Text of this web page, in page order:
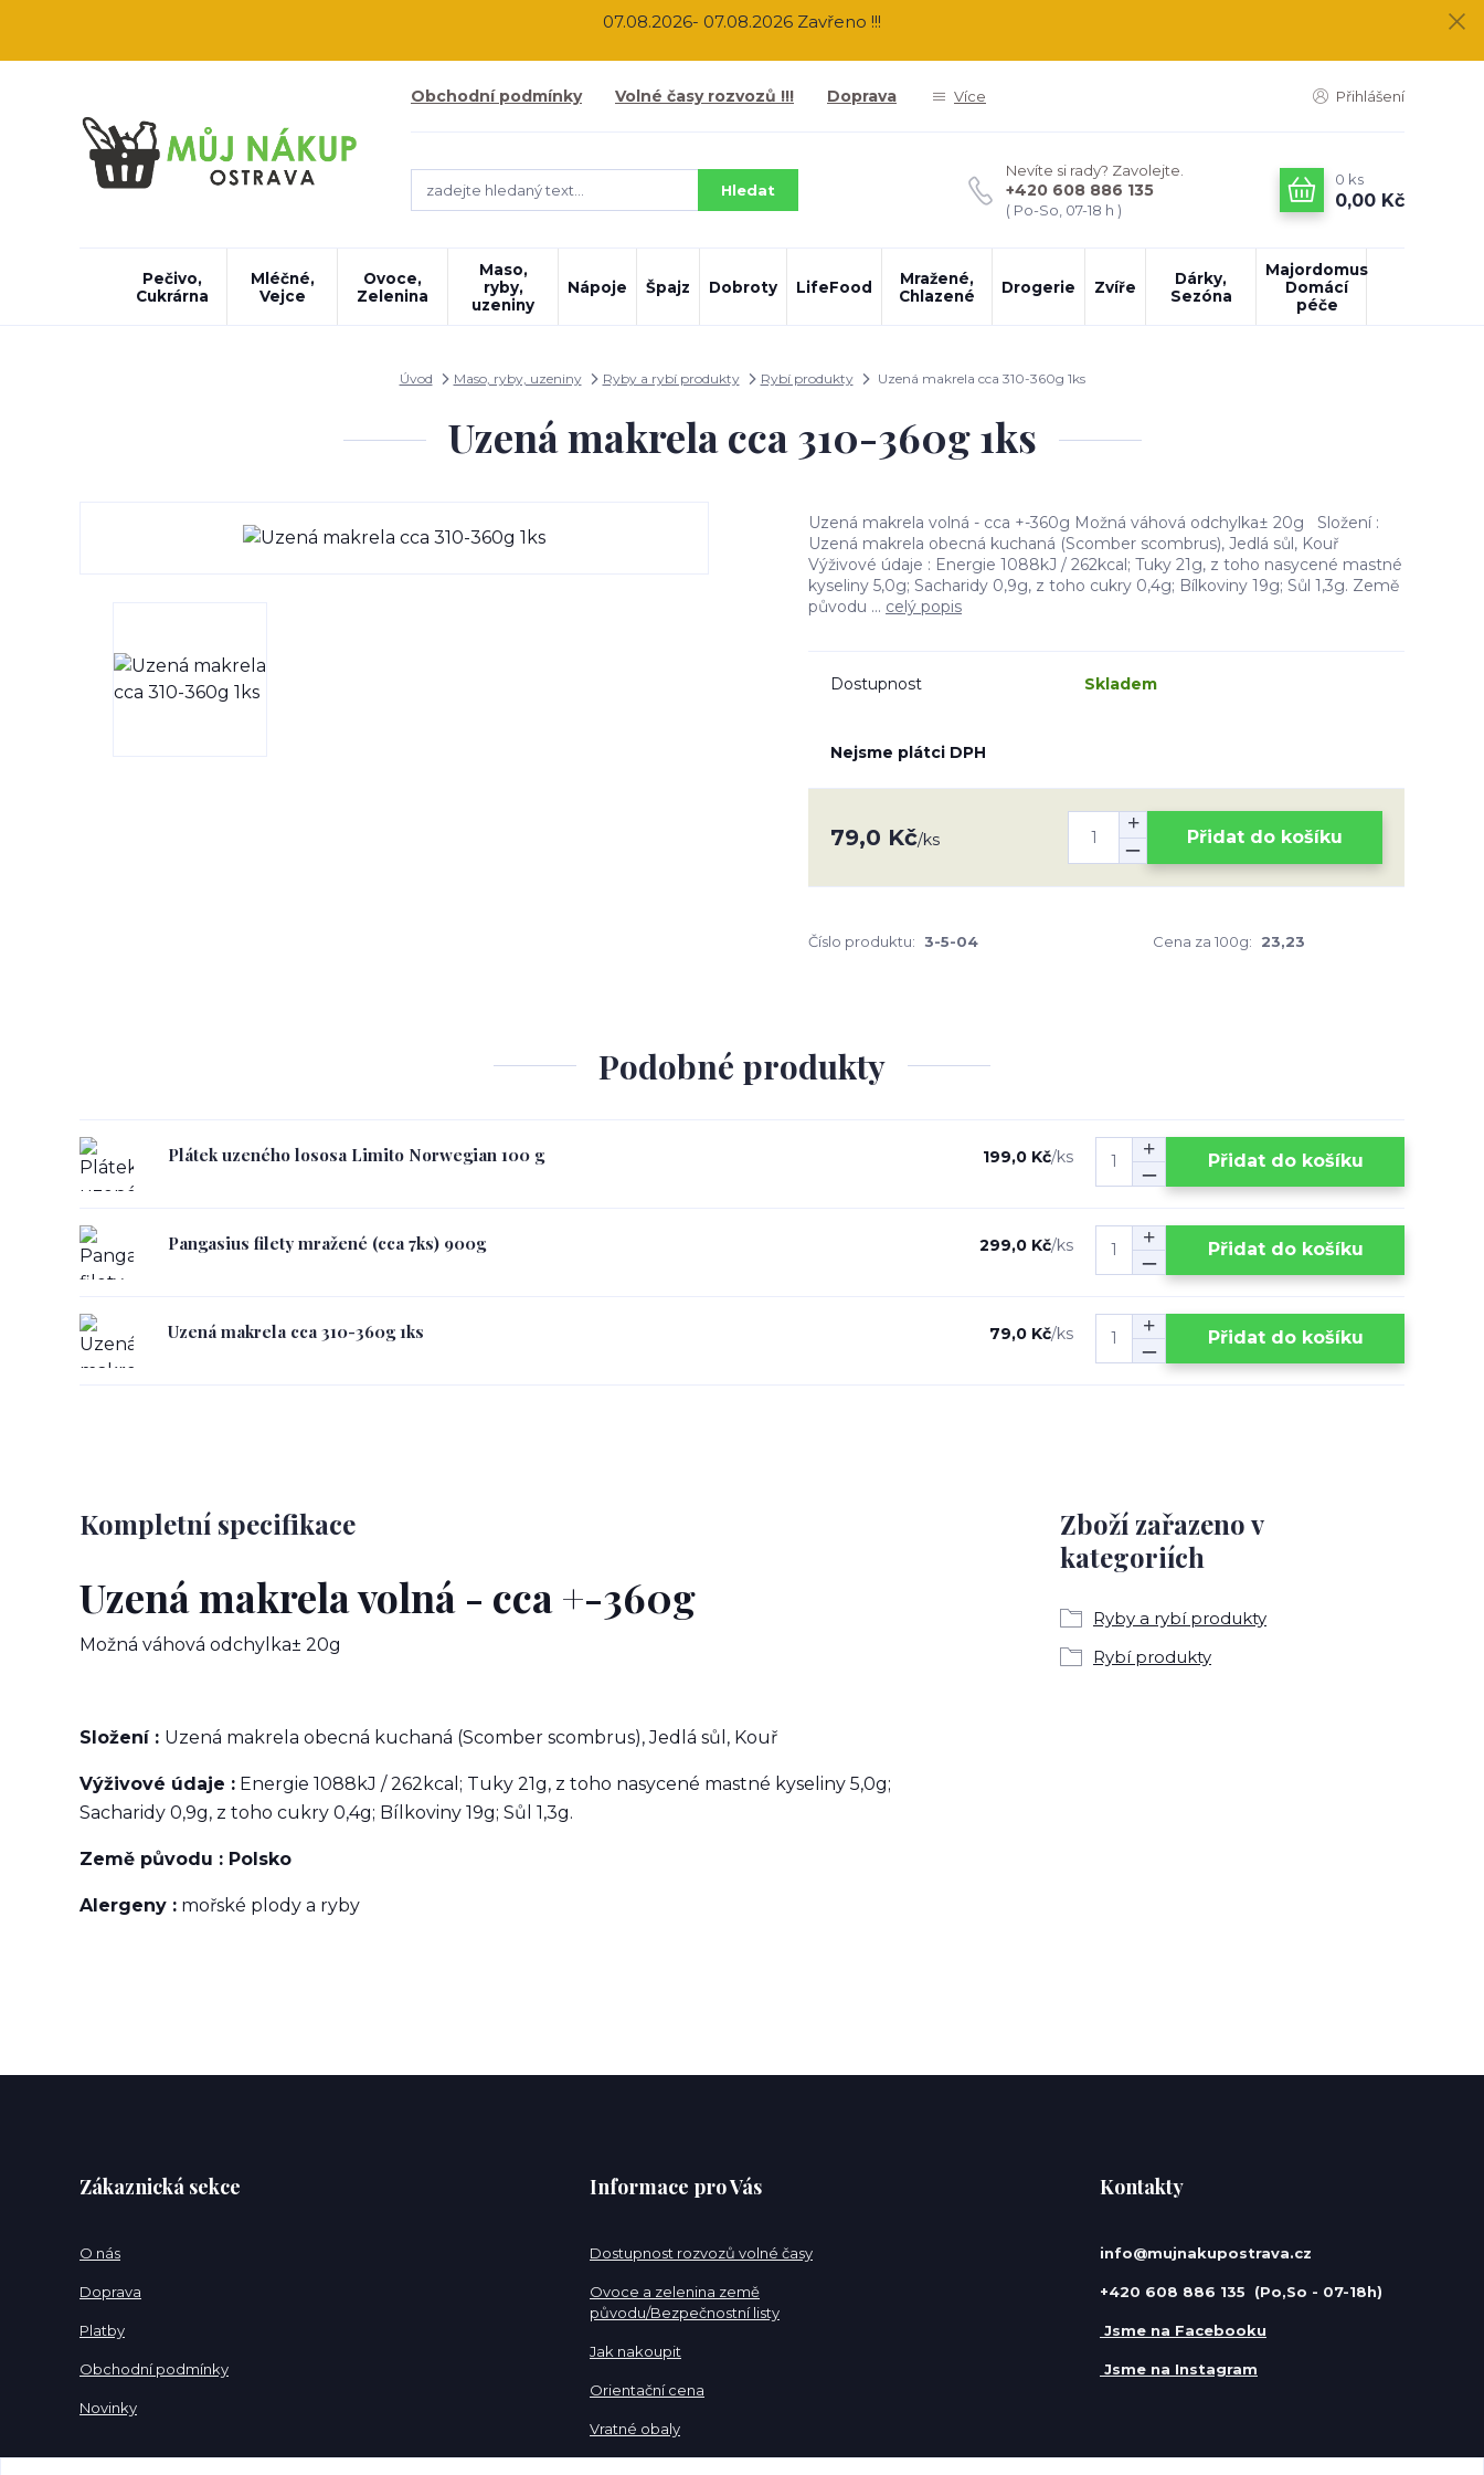
07.08.2026- 07.08.2026 Zavřeno !!!
Obchodní podmínky Volné časy rozvozů !!! Doprava Více Přihlášení
Hledat
Nevíte si rady? Zavolejte.
+420 608 886 135
( Po-So, 07-18 h )
0 ks
0,00 Kč
Pečivo,
Cukrárna
Mléčné,
Vejce
Ovoce,
Zelenina
Maso,
ryby,
uzeniny
Nápoje Špajz Dobroty LifeFood
Mražené,
Chlazené
Drogerie Zvíře
Dárky,
Sezóna
Majordomus
Domácí
péče
Úvod Maso, ryby, uzeniny Ryby a rybí produkty Rybí produkty Uzená makrela cca 310-360g 1ks
Uzená makrela cca 310-360g 1ks
Uzená makrela volná - cca +-360g Možná váhová odchylka± 20g Složení :
Uzená makrela obecná kuchaná (Scomber scombrus), Jedlá sůl, Kouř
Výživové údaje : Energie 1088kJ / 262kcal; Tuky 21g, z toho nasycené mastné
kyseliny 5,0g; Sacharidy 0,9g, z toho cukry 0,4g; Bílkoviny 19g; Sůl 1,3g. Země
původu ... celý popis
Dostupnost Skladem
Nejsme plátci DPH
79,0 Kč/ks Přidat do košíku
Číslo produktu: 3-5-04 Cena za 100g: 23,23
Podobné produkty
Plátek uzeného lososa Limito Norwegian 100 g 199,0 Kč/ks Přidat do košíku
Pangasius filety mražené (cca 7ks) 900g 299,0 Kč/ks Přidat do košíku
Uzená makrela cca 310-360g 1ks 79,0 Kč/ks Přidat do košíku
Kompletní specifikace
Uzená makrela volná - cca +-360g
Možná váhová odchylka± 20g
Složení : Uzená makrela obecná kuchaná (Scomber scombrus), Jedlá sůl, Kouř
Výživové údaje : Energie 1088kJ / 262kcal; Tuky 21g, z toho nasycené mastné kyseliny 5,0g;
Sacharidy 0,9g, z toho cukry 0,4g; Bílkoviny 19g; Sůl 1,3g.
Země původu : Polsko
Alergeny : mořské plody a ryby
Zboží zařazeno v
kategoriích
Ryby a rybí produkty
Rybí produkty
Zákaznická sekce
O nás
Doprava
Platby
Obchodní podmínky
Novinky
Informace pro Vás
Dostupnost rozvozů volné časy
Ovoce a zelenina země
původu/Bezpečnostní listy
Jak nakoupit
Orientační cena
Vratné obaly
Kontakty
info@mujnakupostrava.cz
+420 608 886 135 (Po,So - 07-18h)
Jsme na Facebooku
Jsme na Instagram